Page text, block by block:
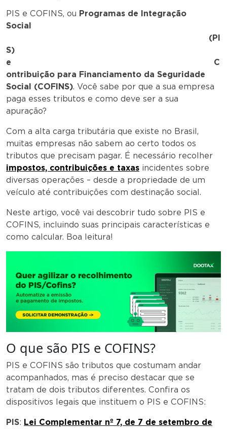
PIS e COFINS, ou Programas de Integração
Social
(PI
S)
e C
ontribuição para Financiamento da Seguridade
Social (COFINS). Você sabe por que a sua empresa
paga esses tributos e como deve ser a sua
apuração?
Com a alta carga tributária que existe no Brasil,
muitas empresas não sabem ao certo todos os
tributos que precisam pagar. É necessário recolher
impostos, contribuições e taxas incidentes sobre
diversas operações – desde a propriedade de um
veículo até contribuições com destinação social.
Neste artigo, você vai descobrir tudo sobre PIS e
COFINS, incluindo suas principais características e
como calcular. Boa leitura!
O que são PIS e COFINS?
PIS e COFINS são tributos que costumam andar
acompanhados, mas é preciso destacar que se
tratam de dois tributos diferentes. Confira os
dispositivos legais que instituem o PIS e COFINS:
PIS: Lei Complementar nº 7, de 7 de setembro de